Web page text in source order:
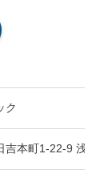
ク
吉本町1-22-9 浅間